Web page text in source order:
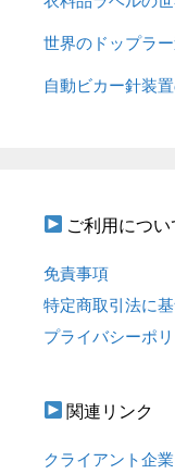
世界のドップラ
自動ビカー針装
ご利用につい
免責事項
特定商取引法に
プライバシーポ
関連リンク
クライアント企業